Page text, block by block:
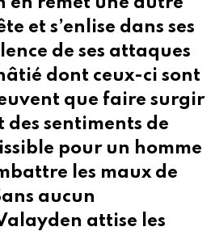
et s’enlise dans ses
de ses attaques
dont ceux-ci sont
que faire surgir
des sentiments de
pour un homme
les maux de
aucun
attise les